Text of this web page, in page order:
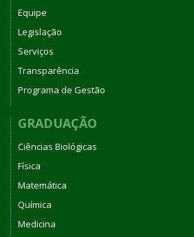
Equipe
Legislação
Serviços
Transparência
Programa de Gestão
GRADUAÇÃO
Ciências Biológicas
Física
Matemática
Química
Medicina